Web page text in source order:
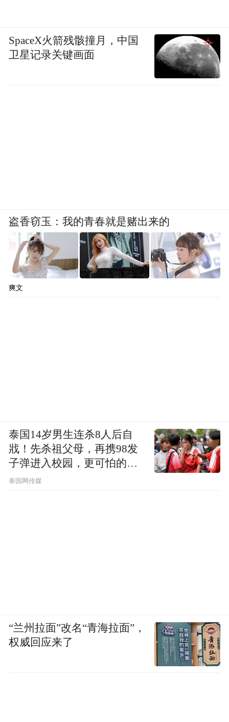
SpaceX火箭残骸撞月，中国
卫星记录关键画面
盗香窃玉：我的青春就是赌出来的
爽文
泰国14岁男生连杀8人后自
戕！先杀祖父母，再携98发
子弹进入校园，更可怕的细
节公布了
泰国网传媒
“兰州拉面”改名“青海拉面”，
权威回应来了